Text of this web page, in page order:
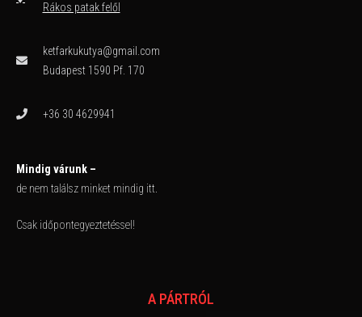
Rákos patak felől
ketfarkukutya@gmail.com
Budapest 1590 Pf. 170
+36 30 4629941
Mindig várunk –
de nem találsz minket mindig itt.
Csak időpontegyeztetéssel!
A PÁRTRÓL